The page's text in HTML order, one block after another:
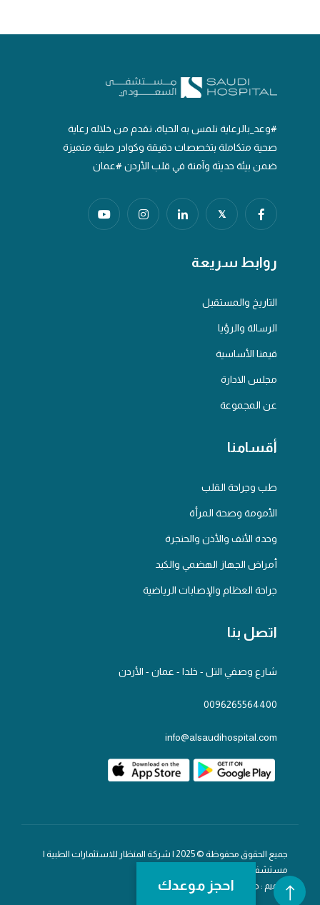
#وعد_بالرعاية نلمس به الحياة، نقدم من خلاله رعاية
صحية متكاملة بتخصصات دقيقة وكوادر طبية متميزة
ضمن بيئة حديثة وآمنة في قلب الأردن #عمان
𝕏
روابط سريعة
التاريخ والمستقبل
الرسالة والرؤيا
قيمنا الأساسية
مجلس الادارة
عن المجموعة
أقسامنا
طب وجراحة القلب
الأمومة وصحة المرأة
وحدة الأنف والأذن والحنجرة
أمراض الجهاز الهضمي والكبد
جراحة العظام والإصابات الرياضية
اتصل بنا
شارع وصفي التل - خلدا - عمان - الأردن
0096265564400
info@alsaudihospital.com
جميع الحقوق محفوظة © 2025 | شركة المنظار للاستثمارات الطبية |
مستشفى السعودي
تصميم : جلف تكاحجز موعدك